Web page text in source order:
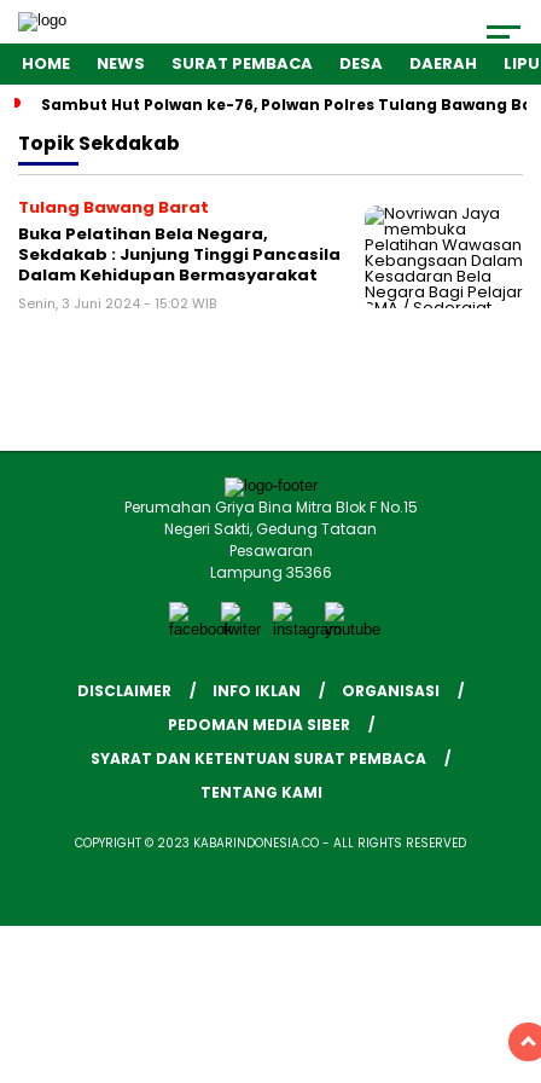
HOME NEWS SURAT PEMBACA DESA DAERAH
Sambut Hut Polwan ke-76, Polwan Polres Tulang Bawang
TopikSekdakab
Tulang Bawang Barat
Buka Pelatihan Bela Negara,
Sekdakab : Junjung Tinggi Pancasila
Dalam Kehidupan Bermasyarakat
Senin, 3 Juni 2024 - 15:02 WIB
Perumahan Griya Bina Mitra Blok F No.15
Negeri Sakti, Gedung Tataan
Pesawaran
Lampung 35366
DISCLAIMER INFO IKLAN
ORGANISASI
PEDOMAN MEDIA SIBER
SYARAT DAN KETENTUAN SURAT PEMBACA
TENTANG KAMI
COPYRIGHT © 2023 KABARINDONESIA.CO - ALL RIGHTS RESERVED